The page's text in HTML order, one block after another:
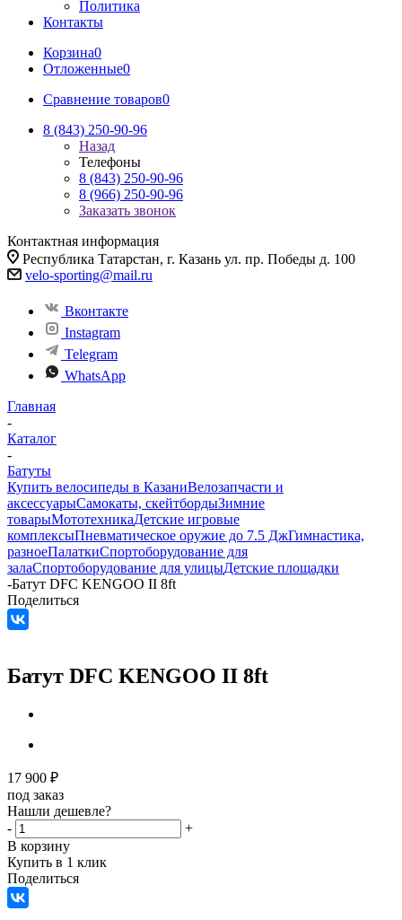
Политика
Контакты
Корзина0
Отложенные0
Сравнение товаров0
8 (843) 250-90-96
Назад
Телефоны
8 (843) 250-90-96
8 (966) 250-90-96
Заказать звонок
Контактная информация
Республика Татарстан, г. Казань ул. пр. Победы д. 100
velo-sporting@mail.ru
Вконтакте
Instagram
Telegram
WhatsApp
Главная
-
Каталог
-
Батуты
Купить велосипеды в КазаниВелозапчасти и
аксессуарыСамокаты, скейтбордыЗимние
товарыМототехникаДетские игровые
комплексыПневматическое оружие до 7.5 ДжГимнастика,
разноеПалаткиСпортоборудование для
залаСпортоборудование для улицыДетские площадки
-Батут DFC KENGOO II 8ft
Поделиться
Батут DFC KENGOO II 8ft
17 900 ₽
под заказ
Нашли дешевле?
-
+
В корзину
Купить в 1 клик
Поделиться